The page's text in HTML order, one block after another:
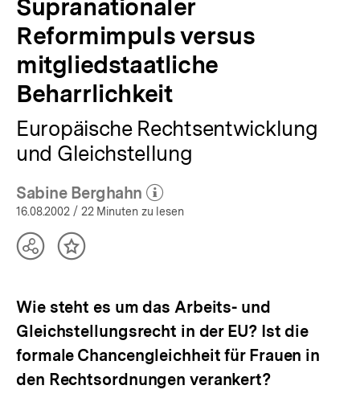
Supranationaler
Reformimpuls versus
mitgliedstaatliche
Beharrlichkeit
Europäische Rechtsentwicklung
und Gleichstellung
Sabine Berghahn
(Mehr zum Autor)
öffnen
16.08.2002 / 22 Minuten zu lesen
TeilenInhalt
Wie steht es um das Arbeits- und
Gleichstellungsrecht in der EU? Ist die
formale Chancengleichheit für Frauen in
den Rechtsordnungen verankert?